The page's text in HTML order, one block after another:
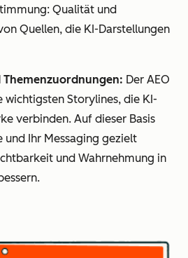
Qualität und
Quellen, die KI-Darstellungen
Der AEO
Storylines, die KI-
verbinden. Auf dieser Basis
und Ihr Messaging gezielt
und Wahrnehmung in